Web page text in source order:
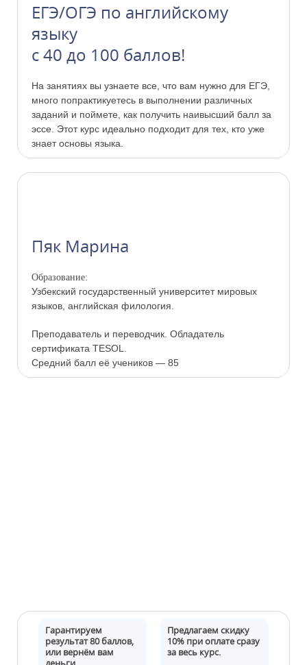
ЕГЭ/ОГЭ по английскому
языку
с 40 до 100 баллов!
На занятиях вы узнаете все, что вам нужно для ЕГЭ,
много попрактикуетесь в выполнении различных
заданий и поймете, как получить наивысший балл за
эссе. Этот курс идеально подходит для тех, кто уже
знает основы языка.
Пяк Марина
Образование:
Узбекский государственный университет мировых
языков, английская филология.
Преподаватель и переводчик. Обладатель
сертификата TESOL.
Средний балл её учеников — 85
Гарантируем
результат 80 баллов,
или вернём вам
Предлагаем скидку
10% при оплате сразу
за весь курс.